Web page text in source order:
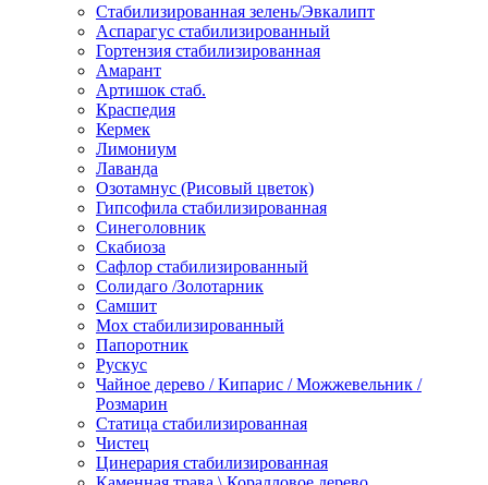
Стабилизированная зелень/Эвкалипт
Аспарагус стабилизированный
Гортензия стабилизированная
Амарант
Артишок стаб.
Краспедия
Кермек
Лимониум
Лаванда
Озотамнус (Рисовый цветок)
Гипсофила стабилизированная
Синеголовник
Скабиоза
Сафлор стабилизированный
Солидаго /Золотарник
Самшит
Мох стабилизированный
Папоротник
Рускус
Чайное дерево / Кипарис / Можжевельник /
Розмарин
Статица стабилизированная
Чистец
Цинерария стабилизированная